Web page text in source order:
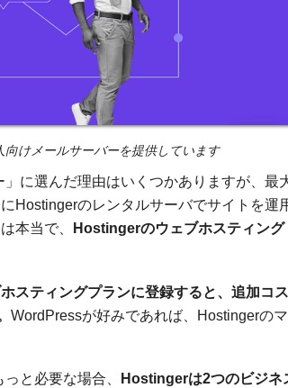
けメールサーバーを提供しています
に選んだ理由はいくつかありますが、最
Hostingerのレンタルサーバでサイトを運
本当で、
Hostingerのウェブホスティング
スティングプランに登録すると、追加コス
WordPressが好みであれば、Hostingerのマ
と必要な場合、
Hostingerは2つのビジネ